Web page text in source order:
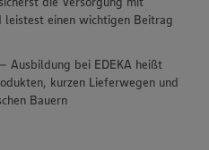
einen wichtigen Beitrag
– Ausbildung bei EDEKA heißt
kurzen Lieferwegen und
Bauern